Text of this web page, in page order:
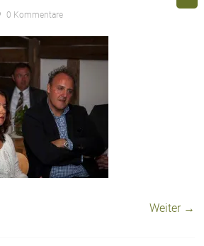
0 Kommentare
Weiter →